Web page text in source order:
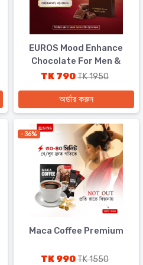
EUROS Mood Enhance
Chocolate For Men &
Women
TK 790TK 1950
অর্ডার করুন
- 36%
Maca Coffee Premium
TK 990TK 1550